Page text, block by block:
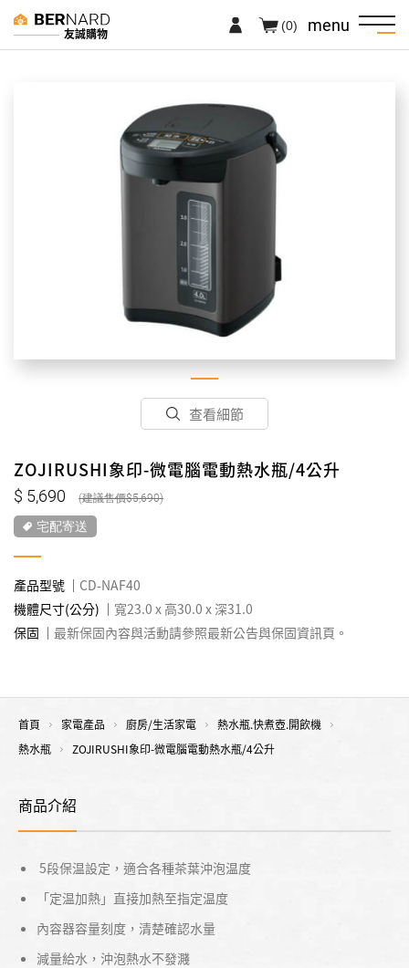
友誠購物 menu
(0)
查看細節
ZOJIRUSHI象印-微電腦電動熱水瓶/4公升
5,690 5,690
宅配寄送
產品型號
CD-NAF40
機體尺寸(公分)
寬23.0 x 高30.0 x 深31.0
保固
最新保固內容與活動請參照最新公告與保固資訊頁。
首頁 家電產品 廚房/生活家電
熱水瓶.快煮壺.開飲機
熱水瓶
ZOJIRUSHI象印-微電腦電動熱水瓶/4公升
商品介紹
5段保温設定，適合各種茶葉沖泡温度
「定温加熱」直接加熱至指定温度
內容器容量刻度，清楚確認水量
減量給水，沖泡熱水不發濺